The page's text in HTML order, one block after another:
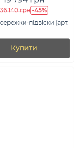
36 140 грн -45%
підвіски (арт.
Купити